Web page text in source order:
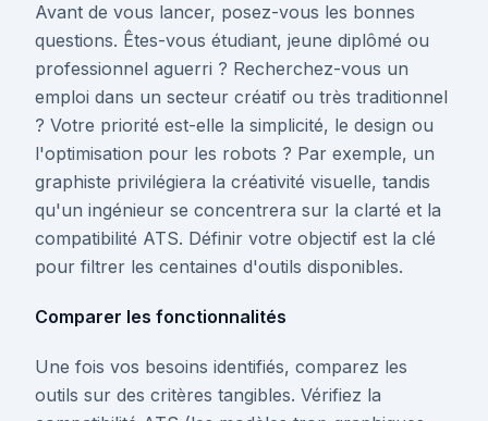
Avant de vous lancer, posez-vous les bonnes
questions. Êtes-vous étudiant, jeune diplômé ou
professionnel aguerri ? Recherchez-vous un
emploi dans un secteur créatif ou très traditionnel
? Votre priorité est-elle la simplicité, le design ou
l'optimisation pour les robots ? Par exemple, un
graphiste privilégiera la créativité visuelle, tandis
qu'un ingénieur se concentrera sur la clarté et la
compatibilité ATS. Définir votre objectif est la clé
pour filtrer les centaines d'outils disponibles.
Comparer les fonctionnalités
Une fois vos besoins identifiés, comparez les
outils sur des critères tangibles. Vérifiez la